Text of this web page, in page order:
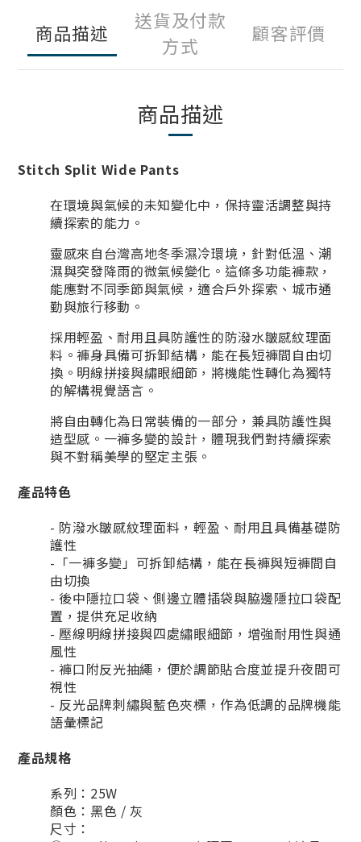
商品描述
送貨及付款
方式
顧客評價
商品描述
Stitch Split Wide Pants
在環境與氣候的未知變化中，保持靈活調整與持
續探索的能力。
靈感來自台灣高地冬季濕冷環境，針對低溫、潮
濕與突發降雨的微氣候變化。這條多功能褲款，
能應對不同季節與氣候，適合戶外探索、城市通
勤與旅行移動。
採用輕盈、耐用且具防護性的防潑水皺感紋理面
料。褲身具備可拆卸結構，能在長短褲間自由切
換。明線拼接與繡眼細節，將機能性轉化為獨特
的解構視覺語言。
將自由轉化為日常裝備的一部分，兼具防護性與
造型感。一褲多變的設計，體現我們對持續探索
與不對稱美學的堅定主張。
產品特色
- 防潑水皺感紋理面料，輕盈、耐用且具備基礎防
護性
-「一褲多變」可拆卸結構，能在長褲與短褲間自
由切換
- 後中隱拉口袋、側邊立體插袋與脇邊隱拉口袋配
置，提供充足收納
- 壓線明線拼接與四處繡眼細節，增強耐用性與通
風性
- 褲口附反光抽繩，便於調節貼合度並提升夜間可
視性
- 反光品牌刺繡與藍色夾標，作為低調的品牌機能
語彙標記
產品規格
系列：25W
顏色：黑色 / 灰
尺寸：